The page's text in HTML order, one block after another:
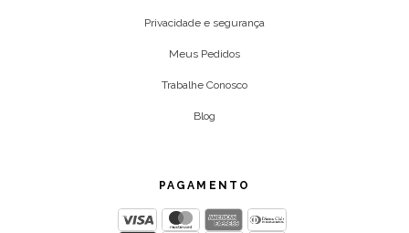
Privacidade e segurança
Meus Pedidos
Trabalhe Conosco
Blog
PAGAMENTO